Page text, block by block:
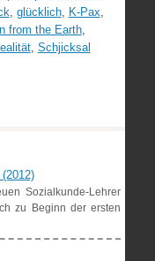
glücklich, K-Pax
from the Earth,
, Schjicksal
Sozialkunde-Lehrer
zu Beginn der ersten